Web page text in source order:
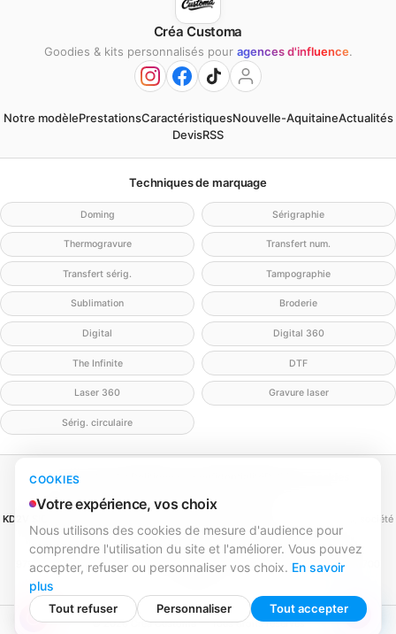
COOKIES
Votre expérience, vos choix
Nous utilisons des cookies de mesure d'audience pour
comprendre l'utilisation du site et l'améliorer. Vous pouvez
accepter, refuser ou personnaliser vos choix. En savoir
plus
Tout refuser Personnaliser Tout accepter
Créa Customa
Goodies & kits personnalisés pour agences d'influence.
Notre modèlePrestationsCaractéristiquesNouvelle-AquitaineActualités
DevisRSS
Techniques de marquage
Doming Sérigraphie
Thermogravure Transfert num.
Transfert sérig. Tampographie
Sublimation Broderie
Digital Digital 360
The Infinite DTF
Laser 360 Gravure laser
Sérig. circulaire
Mentions légales
KD2V SIGNA & EVENTA
(MEILLEURECOMMUNICATION.COM - KD2V) — SAS, société
par actions simplifiée
SIREN 979 428 133 · SIRET 979 428 133 00016 · TVA FR84979428133
979 428 133 R.C.S. Bordeaux · Capital 1 000,00 € · 31 rue Caroline Aigle, 33700
© 2026 Créa Customa — Tous droits réservés